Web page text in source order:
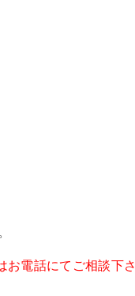
お電話にてご相談下さ